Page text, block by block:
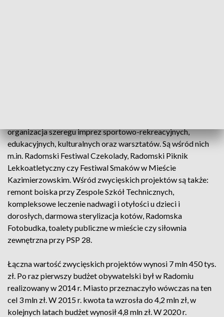
organizacja szeregu imprez sportowo-rekreacyjnych,
edukacyjnych, kulturalnych oraz warsztatów. Są wśród nich
m.in. Radomski Festiwal Czekolady, Radomski Piknik
Lekkoatletyczny czy Festiwal Smaków w Mieście
Kazimierzowskim. Wśród zwycięskich projektów są także:
remont boiska przy Zespole Szkół Technicznych,
kompleksowe leczenie nadwagi i otyłości u dzieci i
dorosłych, darmowa sterylizacja kotów, Radomska
Fotobudka, toalety publiczne w mieście czy siłownia
zewnętrzna przy PSP 28.
Łączna wartość zwycięskich projektów wynosi 7 mln 450 tys.
zł. Po raz pierwszy budżet obywatelski był w Radomiu
realizowany w 2014 r. Miasto przeznaczyło wówczas na ten
cel 3 mln zł. W 2015 r. kwota ta wzrosła do 4,2 mln zł, w
kolejnych latach budżet wynosił 4,8 mln zł. W 2020 r.